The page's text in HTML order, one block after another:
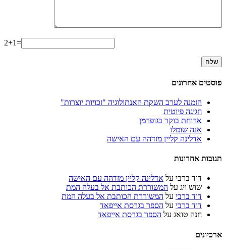
2+1=
פוסטים אחרונים
הזמנה לערב השקת האנתולוגיה "זכויות יוצרות"
חגיגה פיוטית
ארוחת בוקר בגופרמן
אנה שומלו
אדלינה קליין מזדהה עם האישה
תגובות אחרונות
דוד ברבי על אדלינה קליין מזדהה עם האישה
שוש ויג על המשוררת הכותבת אל בעלה המת
דוד ברבי על המשוררת הכותבת אל בעלה המת
דוד ברבי על הספר בגרסת אייפאד
חנה טואג על הספר בגרסת אייפאד
ארכיונים